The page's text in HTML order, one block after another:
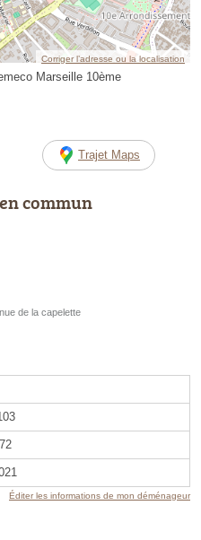
Corriger l’adresse ou la localisation
Marseille 10ème
Trajet Maps
commun
de la capelette
Éditer les informations de mon déménageur